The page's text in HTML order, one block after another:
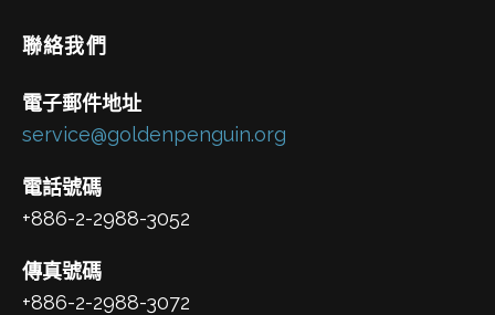
聯絡我們
電子郵件地址
service@goldenpenguin.org
電話號碼
+886-2-2988-3052
傳真號碼
+886-2-2988-3072